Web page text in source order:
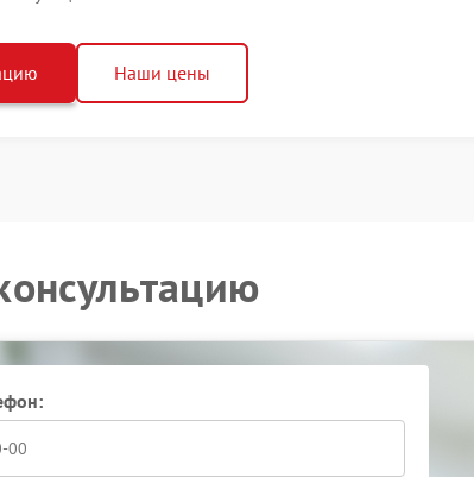
Наши цены